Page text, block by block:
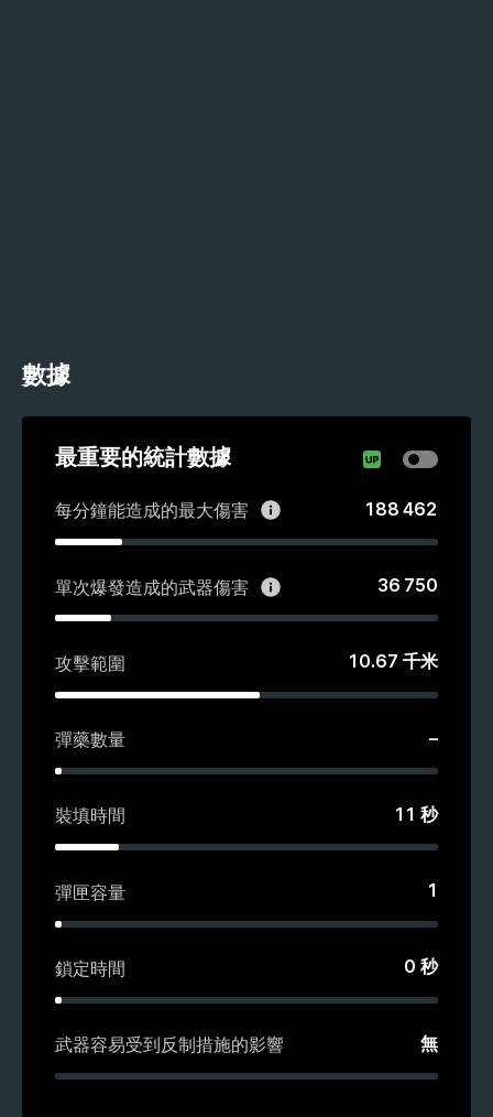
數據
最重要的統計數據
每分鐘能造成的最大傷害 188 462
單次爆發造成的武器傷害 36 750
攻擊範圍 10.67 千米
彈藥數量 –
裝填時間 11 秒
彈匣容量 1
鎖定時間 0 秒
武器容易受到反制措施的影響 無